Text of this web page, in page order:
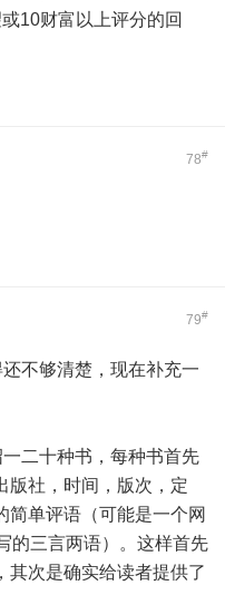
10财富以上评分的回
78#
79#
不够清楚，现在补充一
二十种书，每种书首先
版社，时间，版次，定
简单评语（可能是一个网
的三言两语）。这样首先
其次是确实给读者提供了